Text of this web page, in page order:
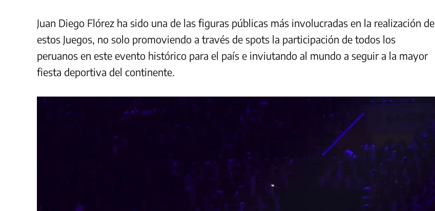
Juan Diego Flórez ha sido una de las figuras públicas más involucradas en la realización de
estos Juegos, no solo promoviendo a través de spots la participación de todos los
peruanos en este evento histórico para el país e inviutando al mundo a seguir a la mayor
fiesta deportiva del continente.